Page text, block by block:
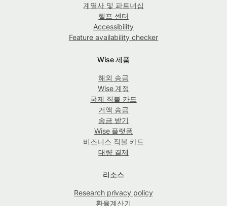
계열사 및 파트너십
헬프 센터
Accessibility
Feature availability checker
Wise 제품
해외 송금
Wise 계정
국제 직불 카드
거액 송금
송금 받기
Wise 플랫폼
비즈니스 직불 카드
대량 결제
리소스
Research privacy policy
환율계산기